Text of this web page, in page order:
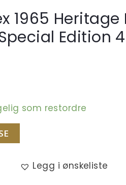
1965 Heritage
Edition
som restordre
Legg i ønskeliste